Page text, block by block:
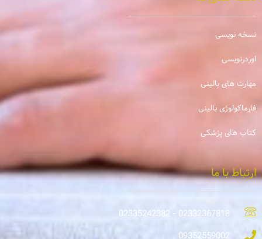
نسخه نویسی
اوردرنویسی
مهارت های بالینی
فارماکولوژی بالینی
کتاب های پزشکی
ارتباط با ما
02332367818 - 02335242382
09352559002